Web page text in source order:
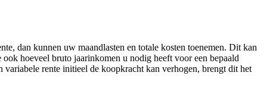
dan kunnen uw maandlasten en totale kosten toenemen. Dit kan
hoeveel bruto jaarinkomen u nodig heeft voor een bepaald
rente initieel de koopkracht kan verhogen, brengt dit het